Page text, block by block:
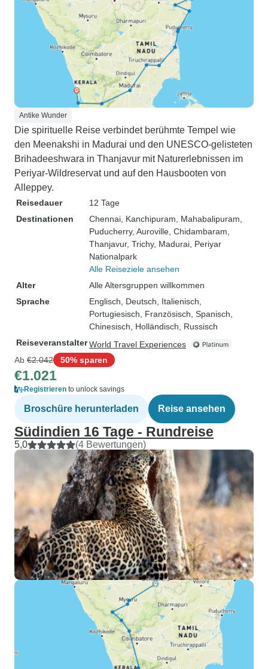
Antike Wunder
Die spirituelle Reise verbindet berühmte Tempel wie
den Meenakshi in Madurai und den UNESCO-gelisteten
Brihadeeshwara in Thanjavur mit Naturerlebnissen im
Periyar-Wildreservat und auf den Hausbooten von
Alleppey.
Reisedauer
12 Tage
Destinationen
Chennai , Kanchipuram , Mahabalipuram
Puducherry, Auroville , Chidambaram
Thanjavur, Trichy, Madurai , Periyar
Nationalpark
Alle Reiseziele ansehen
Alter
Alle Altersgruppen willkommen
Sprache
Englisch, Deutsch, Italienisch,
Portugiesisch, Französisch, Spanisch,
Chinesisch, Holländisch, Russisch
ReiseveranstalterWorld Travel Experiences
Ab €2.042 50% sparen
€1.021
Registrieren to unlock savings
Broschüre herunterladen Reise ansehen
Südindien 16 Tage - Rundreise
5,0 (4 Bewertungen)